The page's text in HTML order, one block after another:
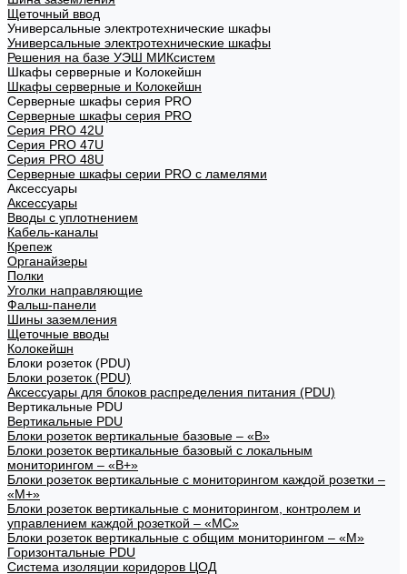
Щеточный ввод
Универсальные электротехнические шкафы
Универсальные электротехнические шкафы
Решения на базе УЭШ МИКсистем
Шкафы серверные и Колокейшн
Шкафы серверные и Колокейшн
Серверные шкафы серия PRO
Серверные шкафы серия PRO
Серия PRO 42U
Серия PRO 47U
Серия PRO 48U
Серверные шкафы серии PRO с ламелями
Аксессуары
Аксессуары
Вводы с уплотнением
Кабель-каналы
Крепеж
Органайзеры
Полки
Уголки направляющие
Фальш-панели
Шины заземления
Щеточные вводы
Колокейшн
Блоки розеток (PDU)
Блоки розеток (PDU)
Аксессуары для блоков распределения питания (PDU)
Вертикальные PDU
Вертикальные PDU
Блоки розеток вертикальные базовые – «В»
Блоки розеток вертикальные базовый с локальным
мониторингом – «В+»
Блоки розеток вертикальные с мониторингом каждой розетки –
«М+»
Блоки розеток вертикальные с мониторингом, контролем и
управлением каждой розеткой – «МС»
Блоки розеток вертикальные с общим мониторингом – «М»
Горизонтальные PDU
Система изоляции коридоров ЦОД